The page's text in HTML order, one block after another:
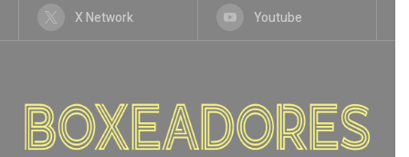
X Network Youtube